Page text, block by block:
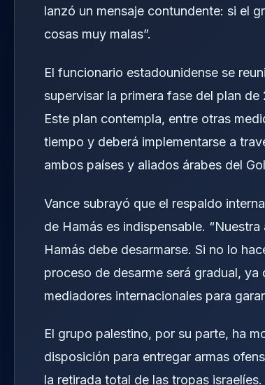
lanzó un mensaje contundente: si el
cosas muy malas”.
El funcionario estadounidense se
supervisar la primera fase del plan
Este plan contempla, entre otras
tiempo y deberá implementarse a
ambos países y aliados árabes del
Vance subrayó que el respaldo
de Hamás es indispensable.
Hamás debe desarmarse. Si no lo
proceso de desarme será gradual,
mediadores internacionales para
El grupo palestino, por su parte, ha
disposición para entregar armas
la retirada total de las tropas